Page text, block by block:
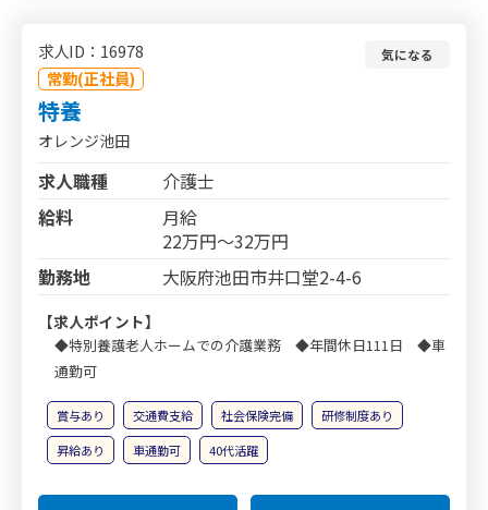
求人ID：16978
常勤(正社員)
気になる
特養
オレンジ池田
求人職種
介護士
給料
月給
22万円～32万円
勤務地
大阪府池田市井口堂2-4-6
【求人ポイント】
◆特別養護老人ホームでの介護業務 ◆年間休日111日 ◆車
通勤可
賞与あり 交通費支給 社会保険完備
研修制度あり
昇給あり
車通勤可 40代活躍